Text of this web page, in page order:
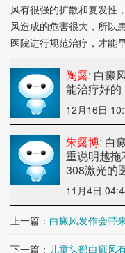
风有很强的扩散和复发性
风造成的危害很大，所以
医院进行规范治疗，才能
陶露: 白癜
能治疗好
12月16日
朱露博: 白
重说明越
308激光的
11月4日
上一篇： 白癜风发作会带
下一篇： 儿童头部白癜风